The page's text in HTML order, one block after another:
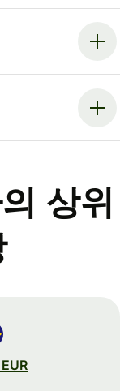
상위